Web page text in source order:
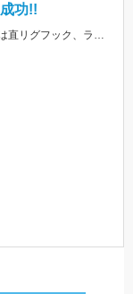
功!!
ブルフラット3.8inの7ｇフリーリグでヒット!!フックは直リグフック、ラインはツリノフロロがオススメです!!カバー撃ちが熱い時期になってきましたよ♪